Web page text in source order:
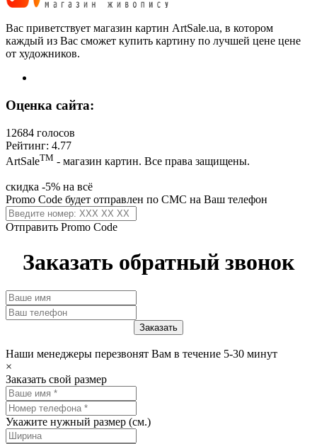
Вас приветствует магазин картин ArtSale.ua, в котором
каждый из Вас сможет купить картину по лучшей цене цене
от художников.
Оценка сайта:
12684 голосов
Рейтинг: 4.77
ArtSaleТМ - магазин картин. Все права защищены.
скидка -5% на всё
Promo Code будет отправлен по СМС на Ваш телефон
Отправить Promo Code
Заказать обратный звонок
Наши менеджеры перезвонят Вам в течение 5-30 минут
×
Заказать свой размер
Укажите нужный размер (см.)